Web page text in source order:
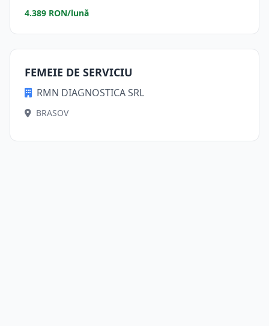
4.389 RON/lună
FEMEIE DE SERVICIU
RMN DIAGNOSTICA SRL
BRASOV